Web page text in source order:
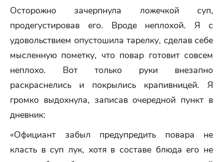
Осторожно зачерпнула ложечкой суп,
продегустировав его. Вроде неплохой. Я с
удовольствием опустошила тарелку, сделав себе
мысленную пометку, что повар готовит совсем
неплохо. Вот только руки внезапно
раскраснелись и покрылись крапивницей. Я
громко выдохнула, записав очередной пункт в
дневник:
«Официант забыл предупредить повара не
класть в суп лук, хотя в составе блюда его не